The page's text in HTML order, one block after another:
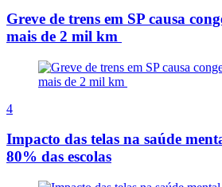
Greve de trens em SP causa
mais de 2 mil km
4
Impacto das telas na saúde
80% das escolas